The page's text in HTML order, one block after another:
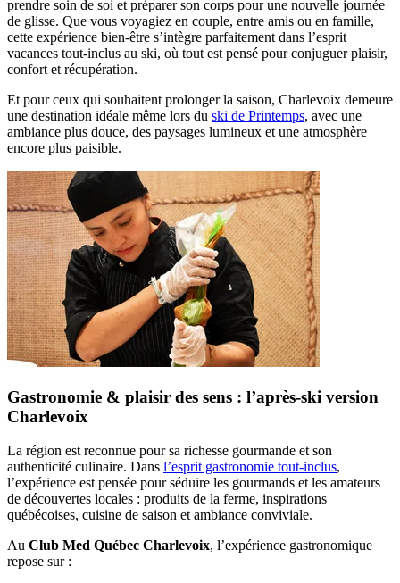
prendre soin de soi et préparer son corps pour une nouvelle journée
de glisse. Que vous voyagiez en couple, entre amis ou en famille,
cette expérience bien-être s’intègre parfaitement dans l’esprit
vacances tout-inclus au ski, où tout est pensé pour conjuguer plaisir,
confort et récupération.
Et pour ceux qui souhaitent prolonger la saison, Charlevoix demeure
une destination idéale même lors du ski de Printemps, avec une
ambiance plus douce, des paysages lumineux et une atmosphère
encore plus paisible.
Gastronomie & plaisir des sens : l’après-ski version
Charlevoix
La région est reconnue pour sa richesse gourmande et son
authenticité culinaire. Dans l’esprit gastronomie tout-inclus,
l’expérience est pensée pour séduire les gourmands et les amateurs
de découvertes locales : produits de la ferme, inspirations
québécoises, cuisine de saison et ambiance conviviale.
Au Club Med Québec Charlevoix, l’expérience gastronomique
repose sur :